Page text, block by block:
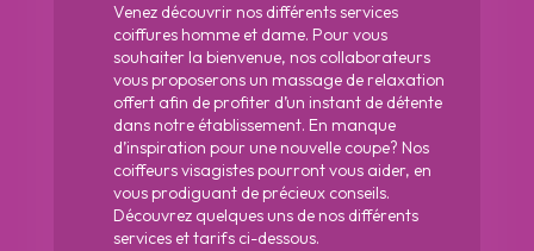
Venez découvrir nos différents services
coiffures homme et dame. Pour vous
souhaiter la bienvenue, nos collaborateurs
vous proposerons un massage de relaxation
offert afin de profiter d’un instant de détente
dans notre établissement. En manque
d’inspiration pour une nouvelle coupe? Nos
coiffeurs visagistes pourront vous aider, en
vous prodiguant de précieux conseils.
Découvrez quelques uns de nos différents
services et tarifs ci-dessous.